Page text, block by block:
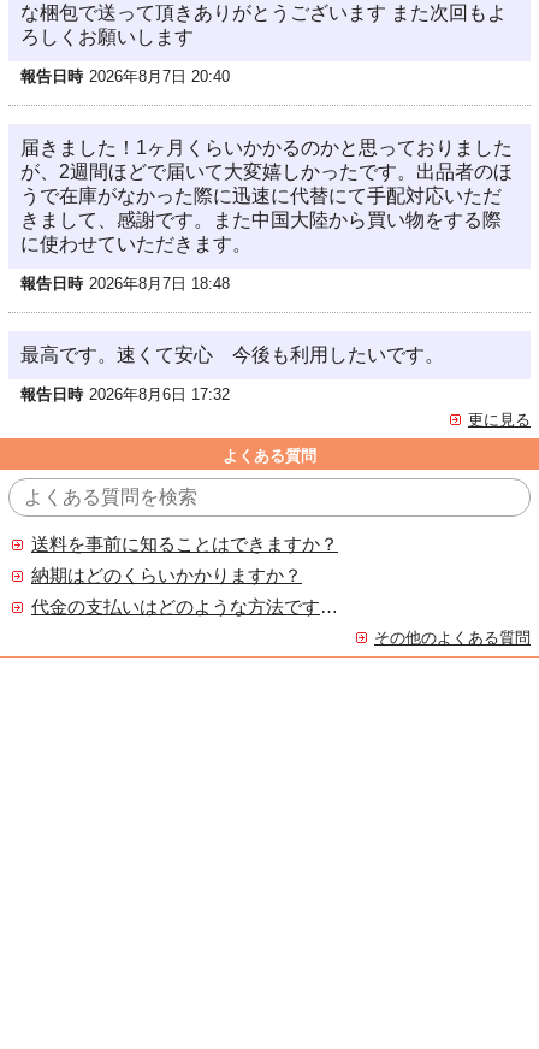
な梱包で送って頂きありがとうございます また次回もよ
ろしくお願いします
報告日時 2026年8月7日 20:40
届きました！1ヶ月くらいかかるのかと思っておりました
が、2週間ほどで届いて大変嬉しかったです。出品者のほ
うで在庫がなかった際に迅速に代替にて手配対応いただ
きまして、感謝です。また中国大陸から買い物をする際
に使わせていただきます。
報告日時 2026年8月7日 18:48
最高です。速くて安心 今後も利用したいです。
報告日時 2026年8月6日 17:32
更に見る
よくある質問
送料を事前に知ることはできますか？
納期はどのくらいかかりますか？
代金の支払いはどのような方法ですか？
その他のよくある質問